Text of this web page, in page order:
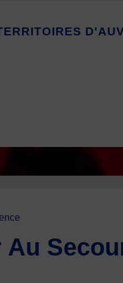
ERRITOIRES D'AU
Au